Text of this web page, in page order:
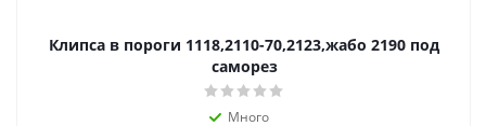
Клипса в пороги 1118,2110-70,2123,жабо 2190 под
саморез
Много